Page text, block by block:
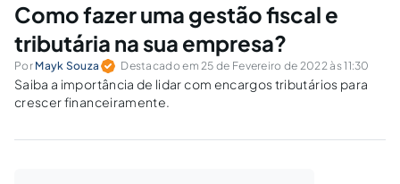
Como fazer uma gestão fiscal e
tributária na sua empresa?
Por Mayk Souza Destacado em 25 de Fevereiro de 2022 às 11:30
Saiba a importância de lidar com encargos tributários para
crescer financeiramente.